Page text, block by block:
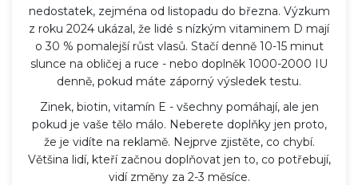
nedostatek, zejména od listopadu do března. Výzkum
z roku 2024 ukázal, že lidé s nízkým vitaminem D mají
o 30 % pomalejší růst vlasů. Stačí denně 10-15 minut
slunce na obličej a ruce - nebo doplněk 1000-2000 IU
denně, pokud máte záporný výsledek testu.
Zinek, biotin, vitamín E - všechny pomáhají, ale jen
pokud je vaše tělo málo. Neberete doplňky jen proto,
že je vidíte na reklamě. Nejprve zjistěte, co chybí.
Většina lidí, kteří začnou doplňovat jen to, co potřebují,
vidí změny za 2-3 měsíce.